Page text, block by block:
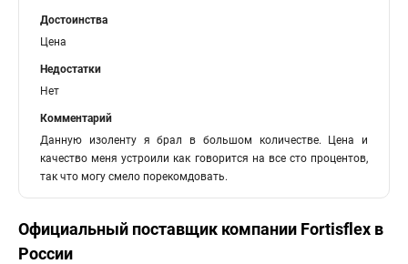
Достоинства
Цена
Недостатки
Нет
Комментарий
Данную изоленту я брал в большом количестве. Цена и
качество меня устроили как говорится на все сто процентов,
так что могу смело порекомдовать.
Официальный поставщик компании Fortisflex в
России